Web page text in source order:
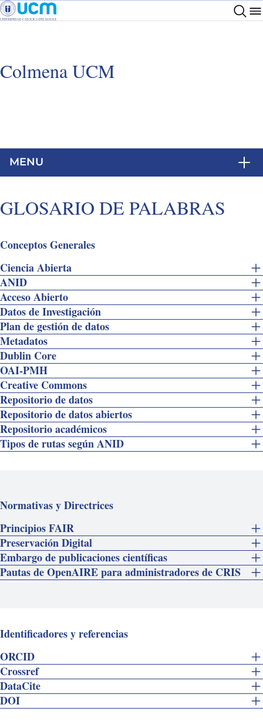
Colmena UCM
MENU
GLOSARIO DE PALABRAS
Conceptos Generales
Ciencia Abierta
ANID
Acceso Abierto
Datos de Investigación
Plan de gestión de datos
Metadatos
Dublin Core
OAI-PMH
Creative Commons
Repositorio de datos
Repositorio de datos abiertos
Repositorio académicos
Tipos de rutas según ANID
Normativas y Directrices
Principios FAIR
Preservación Digital
Embargo de publicaciones científicas
Pautas de OpenAIRE para administradores de CRIS
Identificadores y referencias
ORCID
Crossref
DataCite
DOI